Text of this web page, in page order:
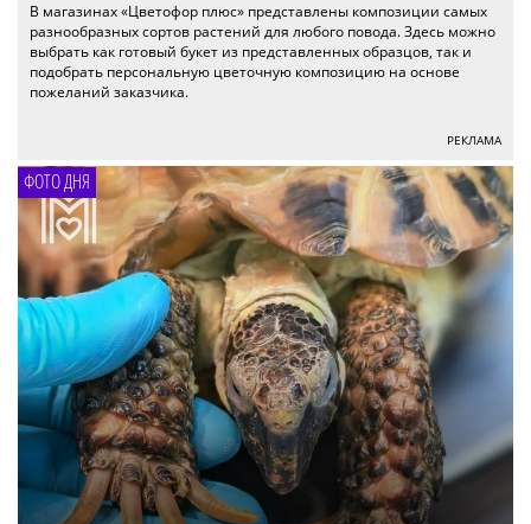
В магазинах «Цветофор плюс» представлены композиции самых
разнообразных сортов растений для любого повода. Здесь можно
выбрать как готовый букет из представленных образцов, так и
подобрать персональную цветочную композицию на основе
пожеланий заказчика.
РЕКЛАМА
ФОТО ДНЯ